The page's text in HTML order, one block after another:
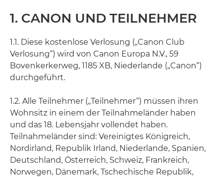
1. CANON UND TEILNEHMER
1.1. Diese kostenlose Verlosung („Canon Club
Verlosung“) wird von Canon Europa N.V., 59
Bovenkerkerweg, 1185 XB, Niederlande („Canon“)
durchgeführt.
1.2. Alle Teilnehmer („Teilnehmer“) müssen ihren
Wohnsitz in einem der Teilnahmeländer haben
und das 18. Lebensjahr vollendet haben.
Teilnahmeländer sind: Vereinigtes Königreich,
Nordirland, Republik Irland, Niederlande, Spanien,
Deutschland, Österreich, Schweiz, Frankreich,
Norwegen, Dänemark, Tschechische Republik,